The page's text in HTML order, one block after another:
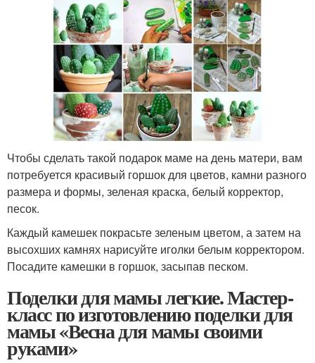
Чтобы сделать такой подарок маме на день матери, вам
потребуется красивый горшок для цветов, камни разного
размера и формы, зеленая краска, белый корректор,
песок.
Каждый камешек покрасьте зеленым цветом, а затем на
высохших камнях нарисуйте иголки белым корректором.
Посадите камешки в горшок, засыпав песком.
Поделки для мамы легкие. Мастер-
класс по изготовлению поделки для
мамы «Весна для мамы своими
руками»